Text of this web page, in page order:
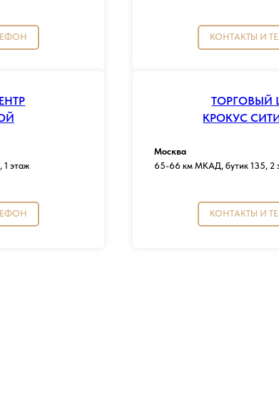
КОНТАКТЫ И
1 этаж
ТОРГОВЫЙ
КРОКУС
Москва
65-66 км МКАД, бутик 135, 2
КОНТАКТЫ И